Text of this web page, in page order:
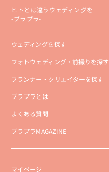
ヒトとは違うウェディングを
-ブラプラ-
ウェディングを探す
フォトウェディング・前撮りを探す
プランナー・クリエイターを探す
ブラプラとは
よくある質問
ブラプラMAGAZINE
マイページ